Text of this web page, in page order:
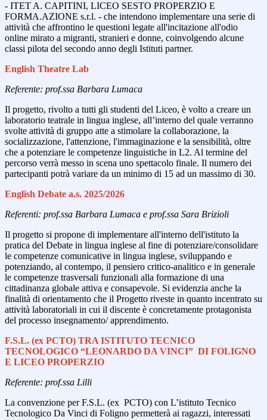
- ITET A. CAPITINI, LICEO SESTO PROPERZIO E
FORMA.AZIONE s.r.l. - che intendono implementare una serie di
attività che affrontino le questioni legate all'incitazione all'odio
online mirato a migranti, stranieri e donne, coinvolgendo alcune
classi pilota del secondo anno degli Istituti partner.
English Theatre Lab
Referente: prof.ssa Barbara Lumaca
Il progetto, rivolto a tutti gli studenti del Liceo, è volto a creare un
laboratorio teatrale in lingua inglese, all’interno del quale verranno
svolte attività di gruppo atte a stimolare la collaborazione, la
socializzazione, l'attenzione, l'immaginazione e la sensibilità, oltre
che a potenziare le competenze linguistiche in L2. Al termine del
percorso verrà messo in scena uno spettacolo finale. Il numero dei
partecipanti potrà variare da un minimo di 15 ad un massimo di 30.
English Debate a.s. 2025/2026
Referenti: prof.ssa Barbara Lumaca e prof.ssa Sara Brizioli
Il progetto si propone di implementare all'interno dell'istituto la
pratica del Debate in lingua inglese al fine di potenziare/consolidare
le competenze comunicative in lingua inglese, sviluppando e
potenziando, al contempo, il pensiero critico-analitico e in generale
le competenze trasversali funzionali alla formazione di una
cittadinanza globale attiva e consapevole. Si evidenzia anche la
finalità di orientamento che il Progetto riveste in quanto incentrato su
attività laboratoriali in cui il discente è concretamente protagonista
del processo insegnamento/ apprendimento.
F.S.L. (ex PCTO) TRA ISTITUTO TECNICO
TECNOLOGICO “LEONARDO DA VINCI” DI FOLIGNO
E LICEO PROPERZIO
Referente: prof.ssa Lilli
La convenzione per F.S.L. (ex PCTO) con L’istituto Tecnico
Tecnologico Da Vinci di Foligno permetterà ai ragazzi, interessati